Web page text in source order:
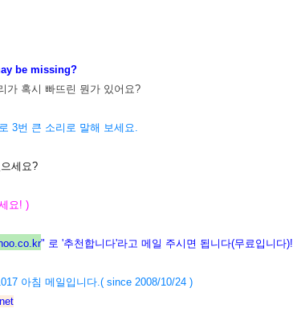
be missing?
가 혹시 빠뜨린 뭔가 있어요?
3번 큰 소리로 말해 보세요.
세요?
요! )
" 로 '추천합니다'라고 메일 주시면 됩니다(무료입니다)!
아침 메일입니다.( since 2008/10/24 )